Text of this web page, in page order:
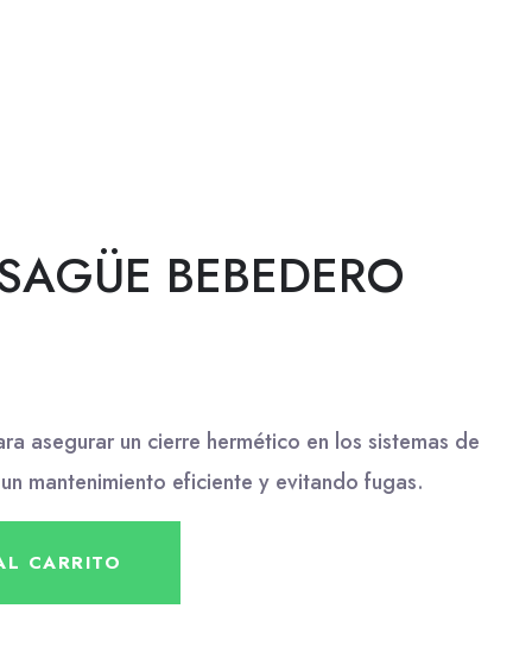
BEBEDERO
asegurar un cierre hermético en los sistemas de
mantenimiento eficiente y evitando fugas.
CARRITO